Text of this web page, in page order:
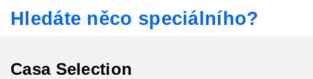
Hledáte něco speciálního?
Casa Selection